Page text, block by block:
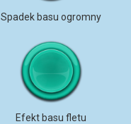
Spadek basu ogromny
Efekt basu fletu